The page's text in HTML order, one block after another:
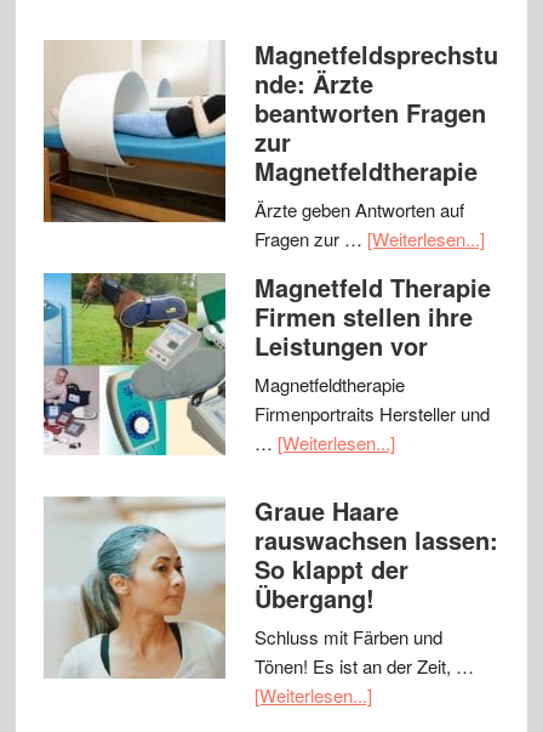
Magnetfeldsprechstu
nde: Ärzte
beantworten Fragen
zur
Magnetfeldtherapie
Ärzte geben Antworten auf
Fragen zur … [Weiterlesen...]
Magnetfeld Therapie
Firmen stellen ihre
Leistungen vor
Magnetfeldtherapie
Firmenportraits Hersteller und
… [Weiterlesen...]
Graue Haare
rauswachsen lassen:
So klappt der
Übergang!
Schluss mit Färben und
Tönen! Es ist an der Zeit, …
[Weiterlesen...]